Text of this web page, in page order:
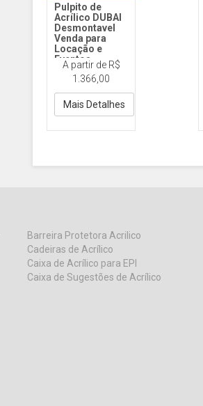
Pulpito de
Acrílico DUBAI
Desmontavel
Venda para
Locação e
Eventos
PP118D Dubai
Desmontável
Cristal
A partir de R$
1.366,00
Mais Detalhes
Barreira Protetora Acrilico
Cadeiras de Acrílico
Caixa de Acrílico para EPI
Caixa de Sugestões de Acrílico